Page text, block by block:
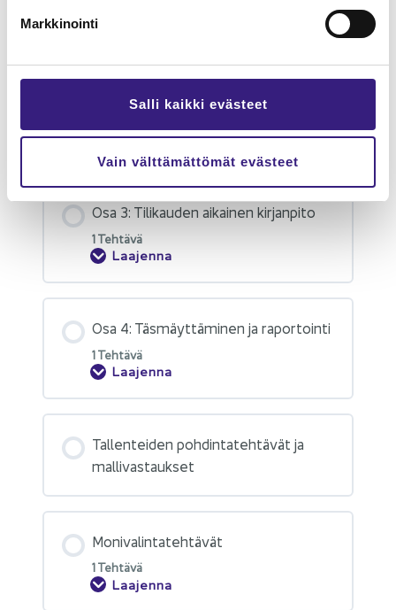
Markkinointi
Salli kaikki evästeet
Vain välttämättömät evästeet
Osa 1: Lait ja ase­tuk­set
Osa 2: Ar­von­li­sä­ve­ro­vel­vol­li­suus ja
ajal­li­nen koh­dis­ta­mi­nen
Osa 3: Ti­li­kau­den ai­kai­nen kir­jan­pi­to
1 Teh­tä­vä
Laajenna
Osa 4: Täs­mäyt­tä­mi­nen ja ra­por­toin­ti
1 Teh­tä­vä
Laajenna
Tal­len­tei­den poh­din­ta­teh­tä­vät ja
mal­li­vas­tauk­set
Mo­ni­va­lin­ta­teh­tä­vät
1 Teh­tä­vä
Laajenna